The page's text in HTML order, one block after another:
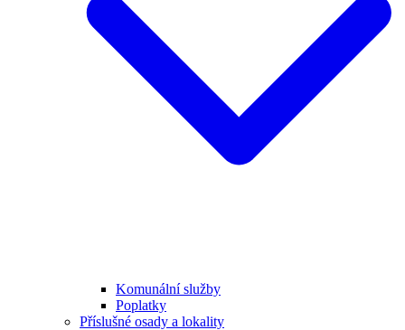
Komunální služby
Poplatky
Příslušné osady a lokality